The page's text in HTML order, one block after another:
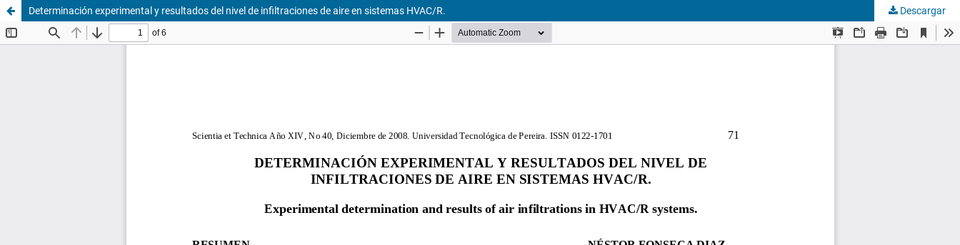
Determinación experimental y resultados del nivel de infiltraciones de aire en sistemas HVAC/R. Descargar